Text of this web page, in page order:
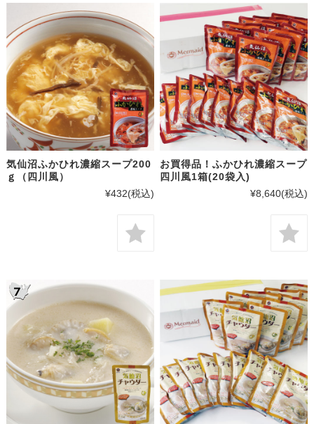
気仙沼ふかひれ濃縮スープ200
ｇ（四川風）
¥432(税込)
お買得品！ふかひれ濃縮スープ
四川風1箱(20袋入)
¥8,640(税込)